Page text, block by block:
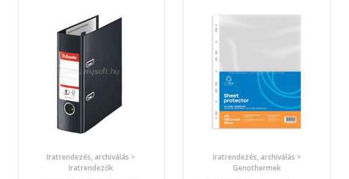
Iratrendezés, archiválás >
Iratrendezők
Iratrendezés, archiválás >
Genothermek